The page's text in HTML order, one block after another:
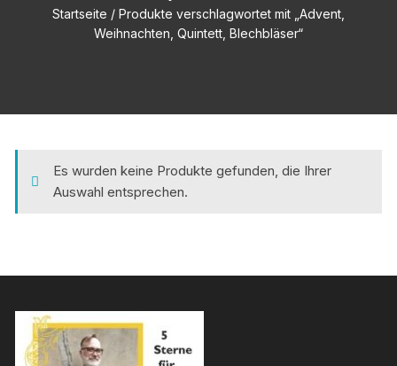
Startseite / Produkte verschlagwortet mit „Advent,
Weihnachten, Quintett, Blechbläser“
Es wurden keine Produkte gefunden, die Ihrer
Auswahl entsprechen.